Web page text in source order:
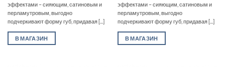
эффектами – сияющим, сатиновым и
перламутровым, выгодно
подчеркивают форму губ, придавая [...]
В МАГАЗИН
эффектами – сияющим, сатиновым и
перламутровым, выгодно
подчеркивают форму губ, придавая [...]
В МАГАЗИН